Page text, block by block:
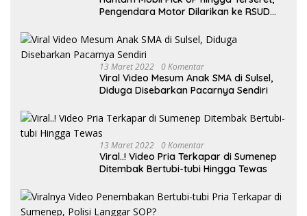
Pengendara Motor Dilarikan ke RSUD
13 Maret 2022 0 Komentar
Viral Video Mesum Anak SMA di Sulsel,
Diduga Disebarkan Pacarnya Sendiri
13 Maret 2022 0 Komentar
Viral..! Video Pria Terkapar di Sumenep
Ditembak Bertubi-tubi Hingga Tewas